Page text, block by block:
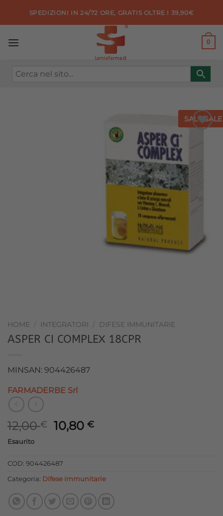
SPEDIZIONI IN 24/72 ORE, GRATIS OLTRE I 39,90€
0
SALE SALE
Aggiungi
alla lista
desideri
HOME / INTEGRATORI / DIFESE IMMUNITARIE
ASPER CI COMPLEX 18CPR
MINSAN: 904426487
FARMADERBE Srl
12,00€
Il
era:
12,00 €.
10,80€Il
10,80 €.
Esaurito
COD: 904426487
Categoria: Difese immunitarie